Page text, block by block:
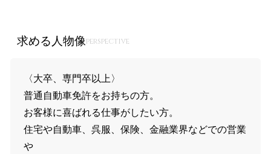
求める人物像perspective
〈大卒、専門卒以上〉
普通自動車免許をお持ちの方。
お客様に喜ばれる仕事がしたい方。
住宅や自動車、呉服、保険、金融業界などでの営業
や